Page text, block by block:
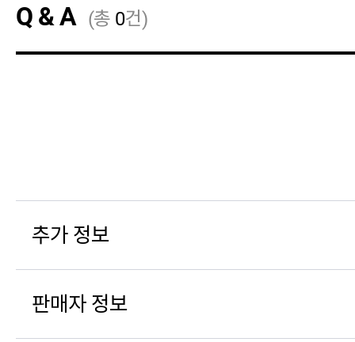
Q & A (총 0건)
추가 정보
판매자 정보